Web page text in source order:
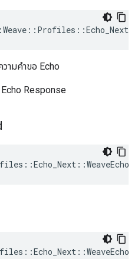
ามคำขอ Echo
Response
::Echo_Next ::
::Echo_Next ::